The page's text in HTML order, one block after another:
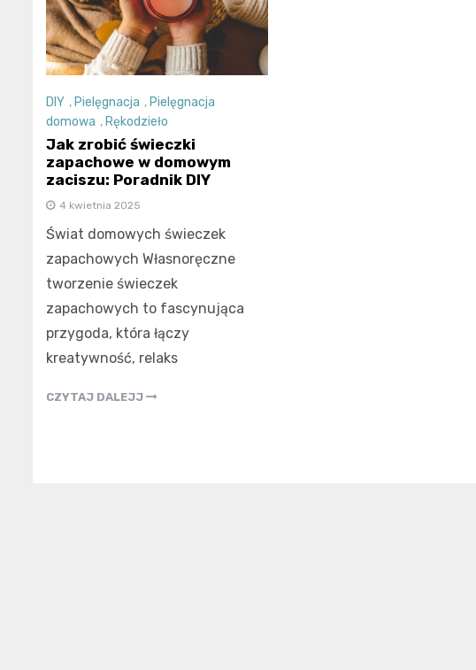
DIY , Pielęgnacja , Pielęgnacja
domowa , Rękodzieło
Jak zrobić świeczki
zapachowe w domowym
zaciszu: Poradnik DIY
4 kwietnia 2025
Świat domowych świeczek
zapachowych Własnoręczne
tworzenie świeczek
zapachowych to fascynująca
przygoda, która łączy
kreatywność, relaks
CZYTAJ DALEJJ